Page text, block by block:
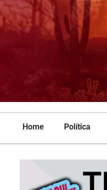
Home Política